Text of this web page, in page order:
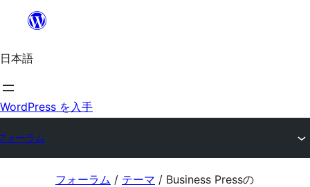
を
ス
キ
プ
日本語
WordPress を入手
ォーラム
フォーラム / テーマ / Business Pressの